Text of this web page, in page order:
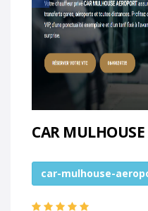
CAR
car-mulhouse-